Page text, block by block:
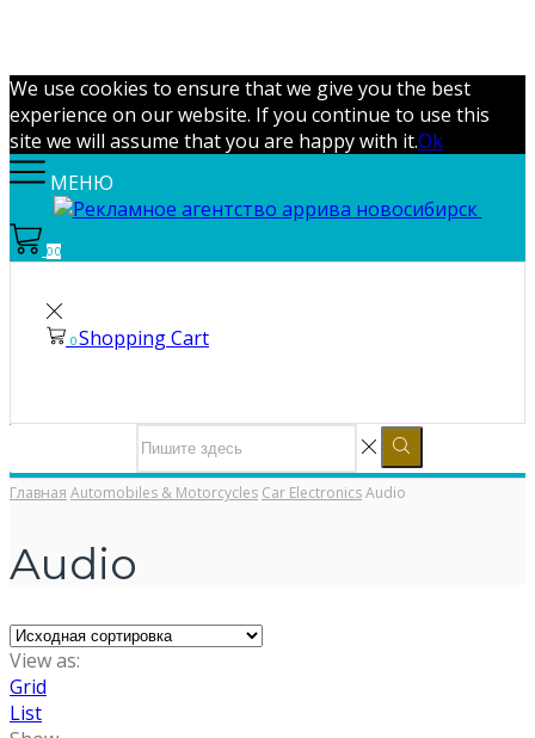
We use cookies to ensure that we give you the best
experience on our website. If you continue to use this
site we will assume that you are happy with it.Ok
МЕНЮ
00
0Shopping Cart
Главная Automobiles & Motorcycles Car ElectronicsAudio
Audio
View as:
Grid
List